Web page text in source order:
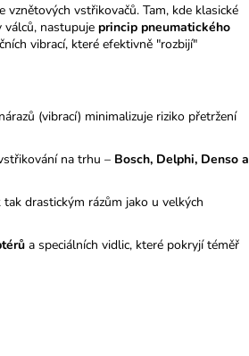
vstřikovačů. Tam, kde klasické
válců, nastupuje princip pneumatického
vibrací, které efektivně "rozbijí"
(vibrací) minimalizuje riziko přetržení
na trhu – Bosch, Delphi, Denso a
drastickým rázům jako u velkých
a speciálních vidlic, které pokryjí téměř